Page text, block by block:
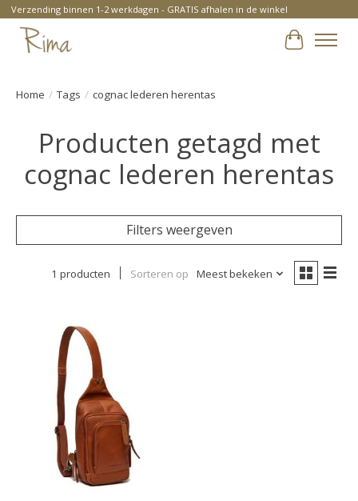
Verzending binnen 1-2 werkdagen - GRATIS afhalen in de winkel
Home / Tags / cognac lederen herentas
Producten getagd met
cognac lederen herentas
Filters weergeven
1 producten Sorteren op Meest bekeken